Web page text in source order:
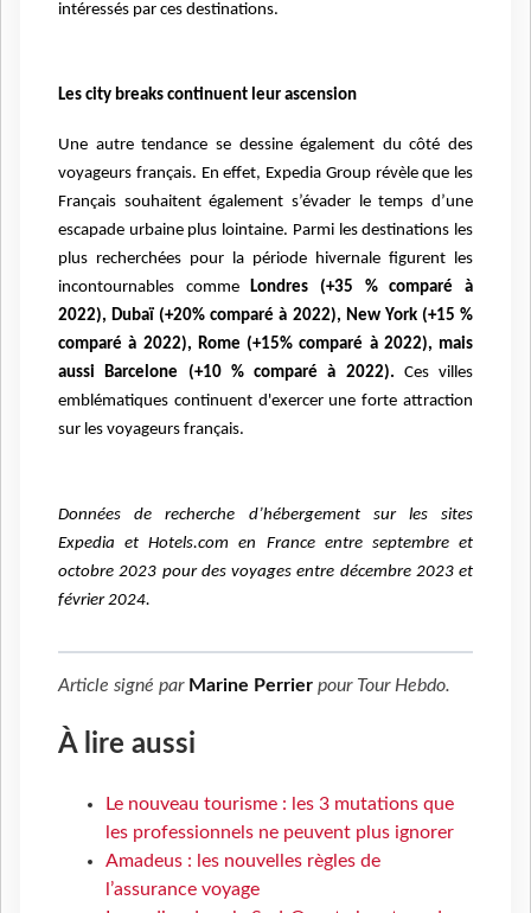
intéressés par ces destinations.
Les city breaks continuent leur ascension
Une autre tendance se dessine également du côté des
voyageurs français. En effet, Expedia Group révèle que les
Français souhaitent également s’évader le temps d’une
escapade urbaine plus lointaine. Parmi les destinations les
plus recherchées pour la période hivernale figurent les
incontournables commeLondres (+35 % comparé à
2022), Dubaï (+20% comparé à 2022), New York (+15 %
comparé à 2022), Rome (+15% comparé à 2022), mais
aussi Barcelone (+10 % comparé à 2022). Ces villes
emblématiques continuent d'exercer une forte attraction
sur les voyageurs français.
Données de recherche d’hébergement sur les sites
Expedia et Hotels.com en France entre septembre et
octobre 2023 pour des voyages entre décembre 2023 et
février 2024.
Article signé par Marine Perrier pour Tour Hebdo.
À lire aussi
Le nouveau tourisme : les 3 mutations que
les professionnels ne peuvent plus ignorer
Amadeus : les nouvelles règles de
l’assurance voyage